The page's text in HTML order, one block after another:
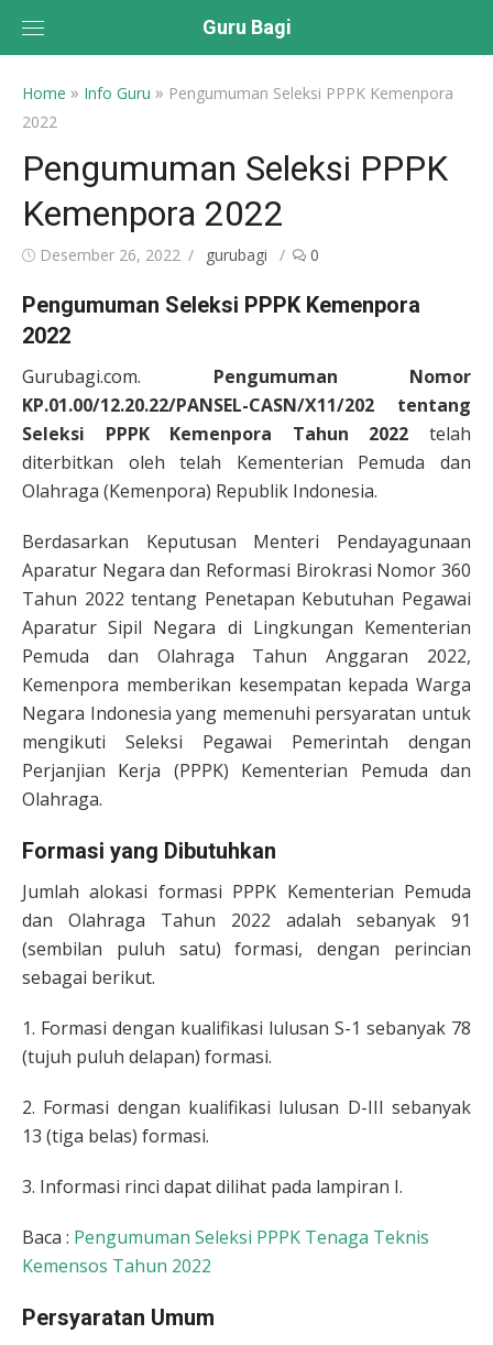
Guru Bagi
Home » Info Guru » Pengumuman Seleksi PPPK Kemenpora
2022
Pengumuman Seleksi PPPK
Kemenpora 2022
Posted
Desember 26, 2022 Author
gurubagi 0
Pengumuman Seleksi PPPK Kemenpora
2022
Gurubagi.com. Pengumuman Nomor
KP.01.00/12.20.22/PANSEL-CASN/X11/202 tentang
Seleksi PPPK Kemenpora Tahun 2022 telah
diterbitkan oleh telah Kementerian Pemuda dan
Olahraga (Kemenpora) Republik Indonesia.
Berdasarkan Keputusan Menteri Pendayagunaan
Aparatur Negara dan Reformasi Birokrasi Nomor 360
Tahun 2022 tentang Penetapan Kebutuhan Pegawai
Aparatur Sipil Negara di Lingkungan Kementerian
Pemuda dan Olahraga Tahun Anggaran 2022,
Kemenpora memberikan kesempatan kepada Warga
Negara Indonesia yang memenuhi persyaratan untuk
mengikuti Seleksi Pegawai Pemerintah dengan
Perjanjian Kerja (PPPK) Kementerian Pemuda dan
Olahraga.
Formasi yang Dibutuhkan
Jumlah alokasi formasi PPPK Kementerian Pemuda
dan Olahraga Tahun 2022 adalah sebanyak 91
(sembilan puluh satu) formasi, dengan perincian
sebagai berikut.
1. Formasi dengan kualifikasi lulusan S-1 sebanyak 78
(tujuh puluh delapan) formasi.
2. Formasi dengan kualifikasi lulusan D-III sebanyak
13 (tiga belas) formasi.
3. Informasi rinci dapat dilihat pada lampiran I.
Baca : Pengumuman Seleksi PPPK Tenaga Teknis
Kemensos Tahun 2022
Persyaratan Umum